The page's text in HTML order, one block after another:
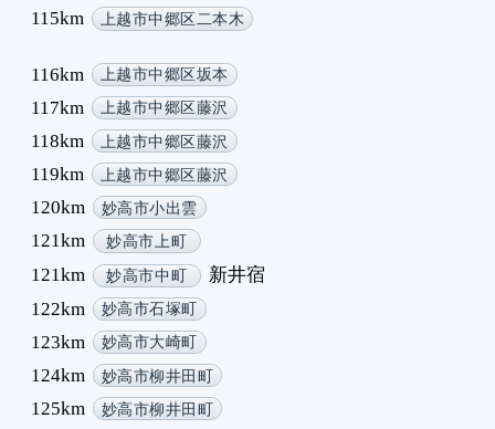
115km
上越市中郷区二本木
116km 上越市中郷区坂本
117km 上越市中郷区藤沢
118km 上越市中郷区藤沢
119km 上越市中郷区藤沢
120km 妙高市小出雲
121km 妙高市上町
121km 妙高市中町
新井宿
122km
妙高市石塚町
123km 妙高市大崎町
124km 妙高市柳井田町
125km 妙高市柳井田町